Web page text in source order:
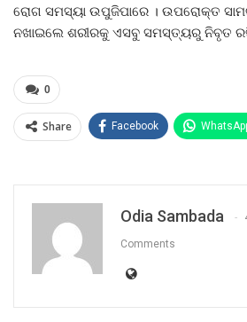
ରୋଗ ସମସ୍ୟା ଉପୁଜିପାରେ । ଉପରୋକ୍ତ
ନଖାଇଲେ ଶରୀରକୁ ଏସବୁ ସମସ୍ତ୍ୟରୁ ନିବୃତ
0
Share Facebook
Odia Sambada
Comments